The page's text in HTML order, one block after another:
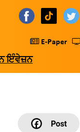
E-Paper
ਇੰਵੇਜ਼ਨ